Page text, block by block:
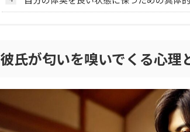
彼氏が匂いを嗅いでくる心理